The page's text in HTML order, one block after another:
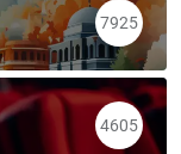
7925
4605